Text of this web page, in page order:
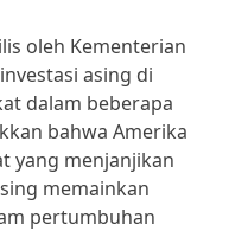
oleh Kementerian
asing di
dalam beberapa
bahwa Amerika
yang menjanjikan
memainkan
pertumbuhan